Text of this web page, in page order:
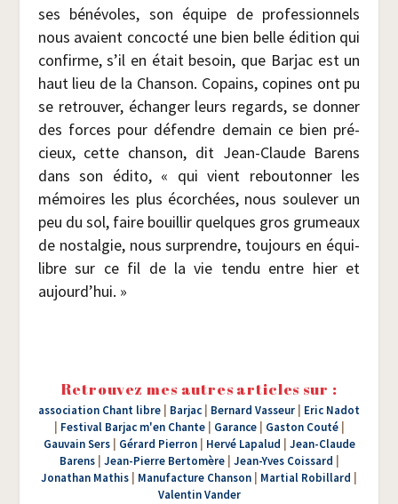
ses béné­voles, son équipe de pro­fes­sion­nels
nous avaient concoc­té une bien belle édi­tion qui
confirme, s’il en était besoin, que Bar­jac est un
haut lieu de la Chan­son. Copains, copines ont pu
se retrou­ver, échan­ger leurs regards, se don­ner
des forces pour défendre demain ce bien pré­
cieux, cette chan­son, dit Jean-Claude Barens
dans son édi­to, « qui vient rebou­ton­ner les
mémoires les plus écor­chées, nous sou­le­ver un
peu du sol, faire bouillir quelques gros gru­meaux
de nos­tal­gie, nous sur­prendre, tou­jours en équi­
libre sur ce fil de la vie ten­du entre hier et
aujourd’hui. »
Retrouvez mes autres articles sur :
association Chant libre Barjac Bernard Vasseur
Eric Nadot
Festival Barjac m'en Chante| Garance| Gaston Couté|
Gauvain Sers| Gérard Pierron| Hervé Lapalud
Jean-Claude
Barens| Jean-Pierre Bertomère| Jean-Yves Coissard
Jonathan Mathis
Manufacture Chanson Martial Robillard
Valentin Vander